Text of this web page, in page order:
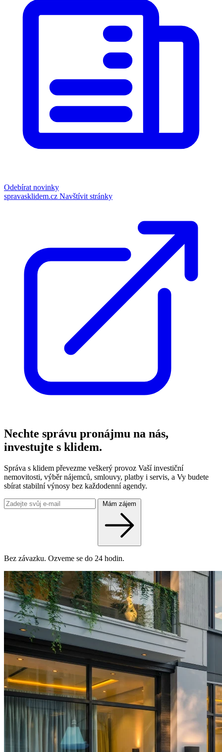
Odebírat novinky
spravasklidem.cz Navštívit stránky
Nechte správu pronájmu na nás,
investujte s klidem.
Správa s klidem převezme veškerý provoz Vaší investiční
nemovitosti, výběr nájemců, smlouvy, platby i servis, a Vy budete
sbírat stabilní výnosy bez každodenní agendy.
Mám zájem
Bez závazku. Ozveme se do 24 hodin.